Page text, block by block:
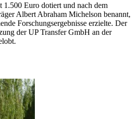
1.500 Euro dotiert und nach dem
Albert Abraham Michelson benannt,
Forschungsergebnisse erzielte. Der
der UP Transfer GmbH an der